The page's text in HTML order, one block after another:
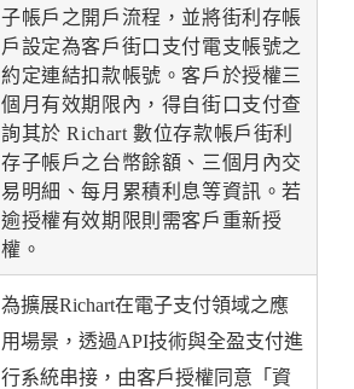
子帳戶之開戶流程，並將街利存帳
戶設定為客戶街口支付電支帳號之
約定連結扣款帳號。客戶於授權三
個月有效期限內，得自街口支付查
詢其於 Richart 數位存款帳戶街利
存子帳戶之台幣餘額、三個月內交
易明細、每月累積利息等資訊。若
逾授權有效期限則需客戶重新授
權。
為擴展Richart在電子支付領域之應
用場景，透過API技術與全盈支付進
行系統串接，由客戶授權同意「資